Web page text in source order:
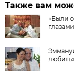
Также вам
«Были
любить»